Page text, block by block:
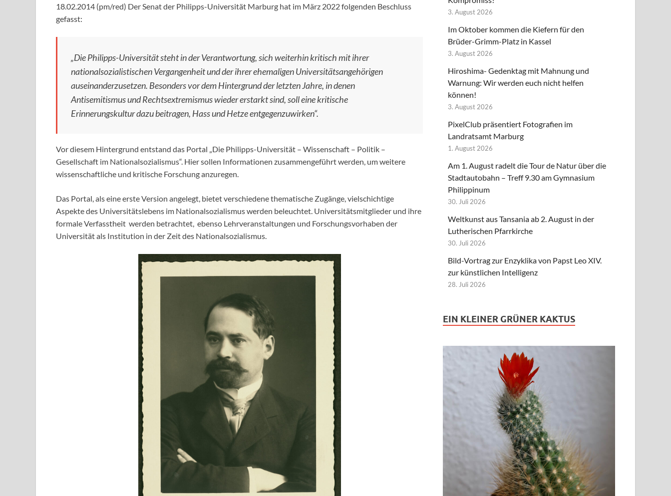
18.02.2014 (pm/red) Der Senat der Philipps-Universität Marburg hat im März 2022 folgenden Beschluss
gefasst:
„Die Philipps-Universität steht in der Verantwortung, sich weiterhin kritisch mit ihrer
nationalsozialistischen Vergangenheit und der ihrer ehemaligen Universitätsangehörigen
auseinanderzusetzen. Besonders vor dem Hintergrund der letzten Jahre, in denen
Antisemitismus und Rechtsextremismus wieder erstarkt sind, soll eine kritische
Erinnerungskultur dazu beitragen, Hass und Hetze entgegenzuwirken“.
Vor diesem Hintergrund entstand das Portal „Die Philipps-Universität – Wissenschaft – Politik –
Gesellschaft im Nationalsozialismus“. Hier sollen Informationen zusammengeführt werden, um weitere
wissenschaftliche und kritische Forschung anzuregen.
Das Portal, als eine erste Version angelegt, bietet verschiedene thematische Zugänge, vielschichtige
Aspekte des Universitätslebens im Nationalsozialismus werden beleuchtet. Universitätsmitglieder und ihre
formale Verfasstheit werden betrachtet, ebenso Lehrveranstaltungen und Forschungsvorhaben der
Universität als Institution in der Zeit des Nationalsozialismus.
3. August 2026
Im Oktober kommen die Kiefern für den
Brüder-Grimm-Platz in Kassel
3. August 2026
Hiroshima- Gedenktag mit Mahnung und
Warnung: Wir werden euch nicht helfen
können!
3. August 2026
PixelClub präsentiert Fotografien im
Landratsamt Marburg
1. August 2026
Am 1. August radelt die Tour de Natur über die
Stadtautobahn – Treff 9.30 am Gymnasium
Philippinum
30. Juli 2026
Weltkunst aus Tansania ab 2. August in der
Lutherischen Pfarrkirche
30. Juli 2026
Bild-Vortrag zur Enzyklika von Papst Leo XIV.
zur künstlichen Intelligenz
28. Juli 2026
EIN KLEINER GRÜNER KAKTUS